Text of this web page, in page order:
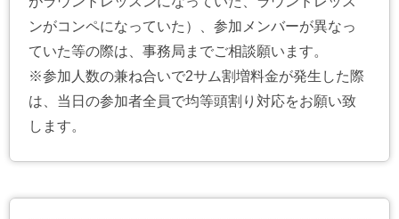
ンがコンペになっていた）、参加メンバーが異なっ
ていた等の際は、事務局までご相談願います。
※参加人数の兼ね合いで2サム割増料金が発生した際
は、当日の参加者全員で均等頭割り対応をお願い致
します。